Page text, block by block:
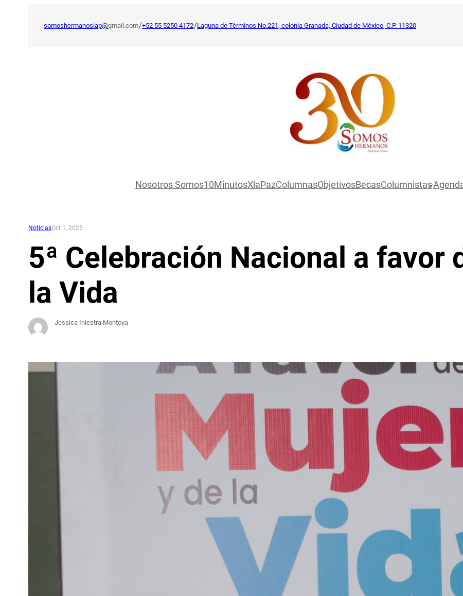
somoshermanosiap@gmail.com/+52 55 5250 4172/Laguna de Términos No.221, colonia Granada, Ciudad de México, C.P. 11320
Nosotros Somos10MinutosXlaPazColumnasObjetivosBecasColumnistas
NoticiasOct 1, 2025
5ª Celebración Nacional a favor
la Vida
Jessica Iniestra Montoya